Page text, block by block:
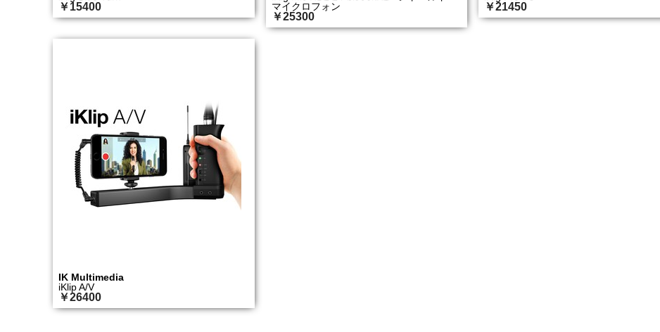
￥15400
マイクロフォン
￥25300
￥21450
IK Multimedia
iKlip A/V
￥26400